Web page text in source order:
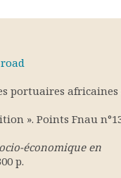
portuaires africaines
». Points Fnau
économique en
p.